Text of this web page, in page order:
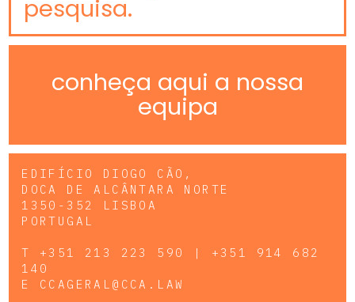
pesquisa.
conheça aqui a nossa
equipa
EDIFÍCIO DIOGO CÃO,
DOCA DE ALCÂNTARA NORTE
1350-352 LISBOA
PORTUGAL
T +351 213 223 590 | +351 914 682
140
E CCAGERAL@CCA.LAW